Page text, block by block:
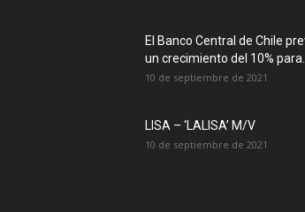
El Banco Central de Chile
un crecimiento del 10% para...
10 de septiembre de 2021
LISA – ‘LALISA’ M/V
10 de septiembre de 2021